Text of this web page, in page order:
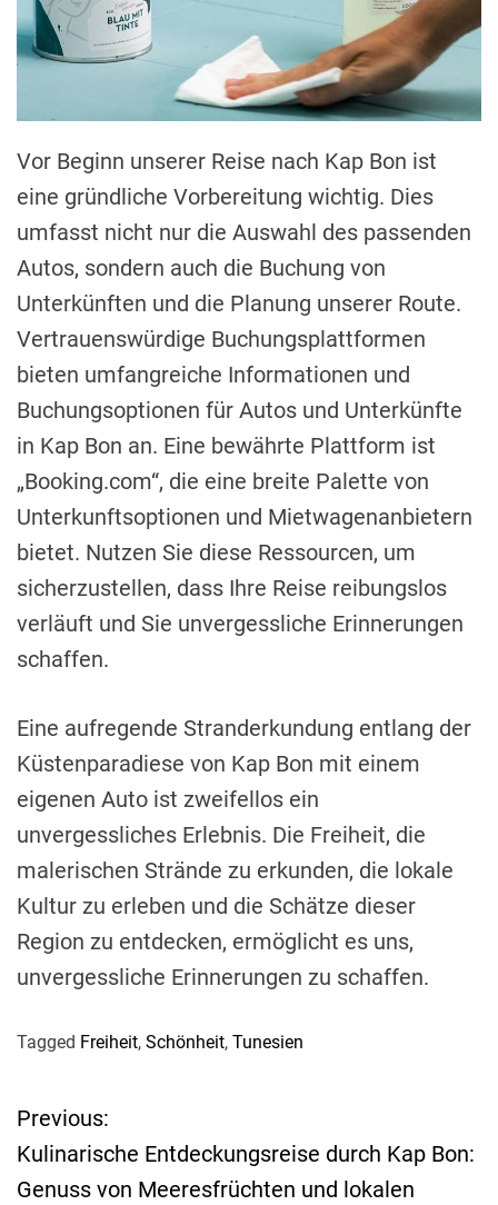
Vor Beginn unserer Reise nach Kap Bon ist
eine gründliche Vorbereitung wichtig. Dies
umfasst nicht nur die Auswahl des passenden
Autos, sondern auch die Buchung von
Unterkünften und die Planung unserer Route.
Vertrauenswürdige Buchungsplattformen
bieten umfangreiche Informationen und
Buchungsoptionen für Autos und Unterkünfte
in Kap Bon an. Eine bewährte Plattform ist
„Booking.com“, die eine breite Palette von
Unterkunftsoptionen und Mietwagenanbietern
bietet. Nutzen Sie diese Ressourcen, um
sicherzustellen, dass Ihre Reise reibungslos
verläuft und Sie unvergessliche Erinnerungen
schaffen.
Eine aufregende Stranderkundung entlang der
Küstenparadiese von Kap Bon mit einem
eigenen Auto ist zweifellos ein
unvergessliches Erlebnis. Die Freiheit, die
malerischen Strände zu erkunden, die lokale
Kultur zu erleben und die Schätze dieser
Region zu entdecken, ermöglicht es uns,
unvergessliche Erinnerungen zu schaffen.
Tagged Freiheit, Schönheit, Tunesien
B
e
Previous:
Kulinarische Entdeckungsreise durch Kap Bon:
Genuss von Meeresfrüchten und lokalen